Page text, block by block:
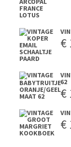
€
62
€
€